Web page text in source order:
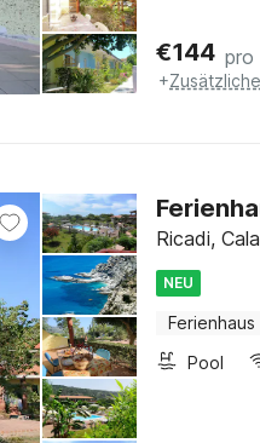
€144 pro
+
Ricadi,
NEU
Ferienhaus
Pool